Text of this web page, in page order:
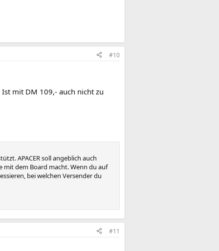
#10
Ist mit DM 109,- auch nicht zu
APACER soll angeblich auch
mit dem Board macht. Wenn du auf
bei welchen Versender du
#11